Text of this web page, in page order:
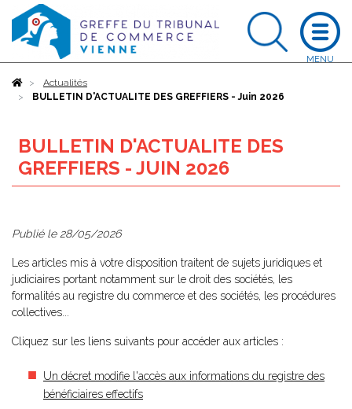
AccueilActualités
BULLETIN D'ACTUALITE DES GREFFIERS - Juin 2026
BULLETIN D'ACTUALITE DES
GREFFIERS - JUIN 2026
Publié le 28/05/2026
Les articles mis à votre disposition traitent de sujets juridiques et
judiciaires portant notamment sur le droit des sociétés, les
formalités au registre du commerce et des sociétés, les procédures
collectives...
Cliquez sur les liens suivants pour accéder aux articles :
Un décret modifie l'accès aux informations du registre des
bénéficiaires effectifs